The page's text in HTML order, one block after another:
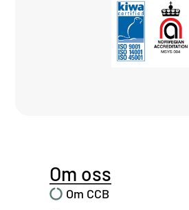
Om oss
Om CCB